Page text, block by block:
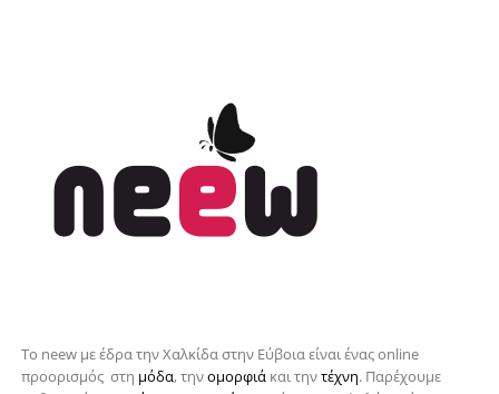
Το neew με έδρα την Xαλκίδα στην Εύβοια είναι ένας online
προορισμός στη μόδα, τηνομορφιά και τηντέχνη. Παρέχουμε